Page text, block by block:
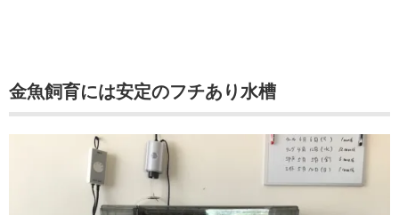
金魚飼育には安定のフチあり水槽